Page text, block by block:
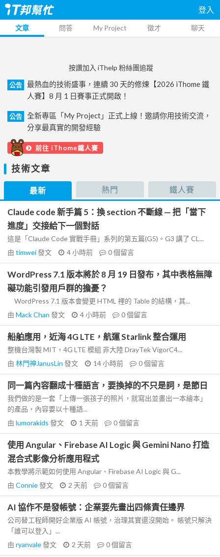
登入
文章 問答 My Project 徵才 聊天
按讚加入 iThelp 粉絲團追蹤
公告
最熱血的技術盛事，連續 30 天的修煉【2026 iThome 鐵
人賽】8 月 1 日賽事正式開啟！
公告
全新專區「My Project」正式上線！邀請你用技術交流，
分享最真實的開發經驗
前往 iThome鐵人賽
技術文章
最新 熱門 鐵人賽
Claude code 新手篇 5：換 section 不斷線 — 把「當下
進度」交接給下一個對話
這是「Claude Code 實戰手冊」系列的第五篇(G5)。G3 講了 CL...
由 timwei發文 4 小時前 0個留言
WordPress 7.1 版本將於 8 月 19 日發布，其中表格無障
礙功能引發用戶群的擔憂？
WordPress 7.1 版本會變更 HTML 裡的 Table 的結構，其...
由 Mack Chan 發文 4 小時前 0個留言
船舶應用，近海 4G LTE，航運 Starlink 整合運用
整機台灣製 MIT，4G LTE 模組 非大陸 DrayTek VigorC4...
由 林門神JanusLin 發文 14 小時前 0個留言
同一篇內容翻成十種語言，要換掉的不只是詞，是節日
我們做的是一套「上傳一張孩子的照片，就寫出並畫出一本繪本」
的產品，內容要以十種語...
由 lumorakids 發文 1 天前 0個留言
使用 Angular、Firebase AI Logic 與 Gemini Nano 打造
混合式影像分析應用程式
本教學將示範如何使用 Angular、Firebase AI Logic 與 G...
由 Connie發文 2 天前 0個留言
AI 協作不是發帳號：企業要先畫出四條責任邊界
公司替工程師開好企業版 AI 帳號，治理其實還沒開始。 帳號只解決
「誰可以登入」...
由 ryanvale發文 2 天前 0個留言